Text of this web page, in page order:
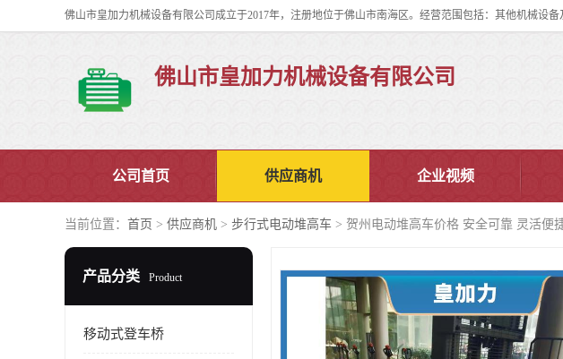
佛山市皇加力机械设备有限公司
公司首页 供应商机 企业视频
当前位置： 首页 > 供应商机 > 步行式电动堆高车 > 贺州电动堆高车价格 安全可靠 灵活便
产品分类 Product
移动式登车桥